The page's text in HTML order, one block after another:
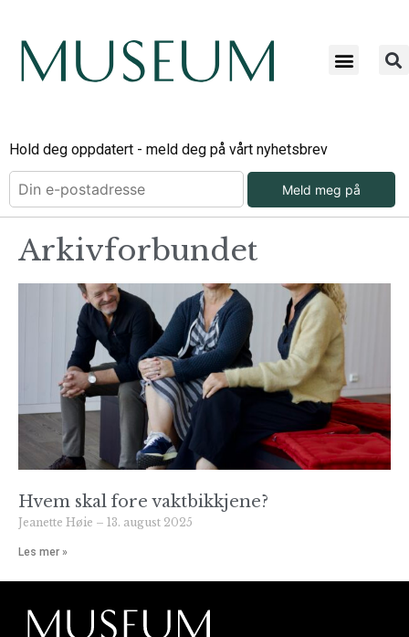
Hold deg oppdatert - meld deg på vårt nyhetsbrev
Meld meg på
Arkivforbundet
Hvem skal fore vaktbikkjene?
Jeanette Høie 13. august 2025
Les mer »